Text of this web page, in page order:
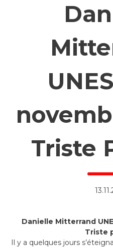
Triste
Danielle Mitterrand
Triste
Il y a quelques jours